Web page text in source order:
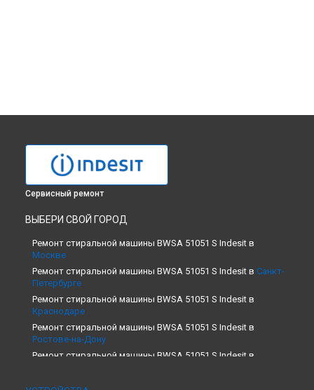
Сервисный ремонт
ВЫБЕРИ СВОЙ ГОРОД
Ремонт стиральной машины BWSA 51051 S Indesit в
Москве
Ремонт стиральной машины BWSA 51051 S Indesit в Санкт-
Петербурге
Ремонт стиральной машины BWSA 51051 S Indesit в
Краснодаре
Ремонт стиральной машины BWSA 51051 S Indesit в
Ростове-на-Дону
Ремонт стиральной машины BWSA 51051 S Indesit в
Ремонт стиральной машины BWSA 51051 S Indesit в